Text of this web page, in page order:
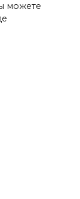
можете